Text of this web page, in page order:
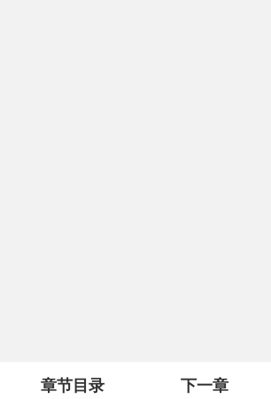
章节目录 下一章